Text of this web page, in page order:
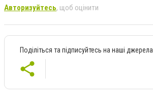
Авторизуйтесь, щоб оцінити
Поділіться та підписуйтесь на наші джерела